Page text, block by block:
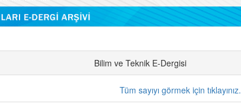
Bilim ve Teknik E-Dergisi
Tüm sayıyı görmek için tıklayınız.